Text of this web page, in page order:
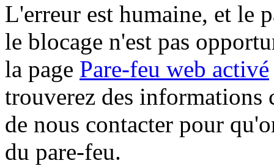
L'erreur est humaine, et le
le blocage n'est pas
la page Pare-feu web activé
trouverez des informations
de nous contacter pour
du pare-feu.